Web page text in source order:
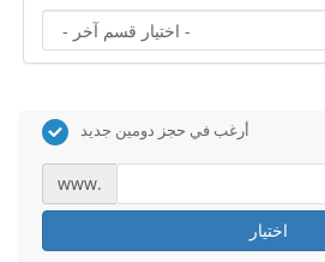
أرغب في حجز دومين جديد
www.
اختيار